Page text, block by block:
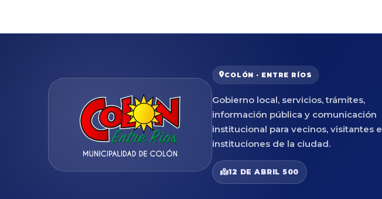
COLÓN · ENTRE RÍOS
Gobierno local, servicios, trámites,
información pública y comunicación
institucional para vecinos, visitantes e
instituciones de la ciudad.
12 DE ABRIL 500